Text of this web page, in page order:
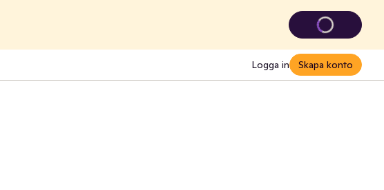
Logga in Skapa konto